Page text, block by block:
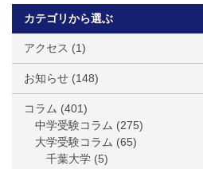
カテゴリから選ぶ
アクセス (1)
お知らせ (148)
コラム (401)
中学受験コラム (275)
大学受験コラム (65)
千葉大学 (5)